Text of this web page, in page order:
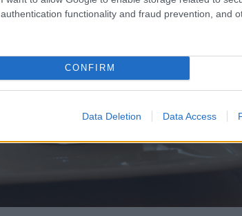
authentication functionality and fraud prevention, and
CONFIRM
Data Deletion Data Access